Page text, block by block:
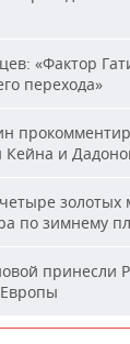
«Фактор
перехода»
и
золотых
по зимнему
принесли